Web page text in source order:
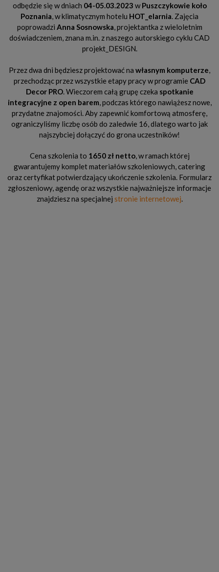
odbędzie się w dniach 04-05.03.2023 wPuszczykowie koło
Poznania, w klimatycznym hotelu HOT_elarnia. Zajęcia
poprowadzi Anna Sosnowska, projektantka z wieloletnim
doświadczeniem, znana m.in. z naszego autorskiego cyklu CAD
projekt_DESIGN.
Przez dwa dni będziesz projektować na własnym komputerze,
przechodząc przez wszystkie etapy pracy w programie CAD
Decor PRO. Wieczorem całą grupę czeka spotkanie
integracyjne z open barem, podczas którego nawiążesz nowe,
przydatne znajomości. Aby zapewnić komfortową atmosferę,
ograniczyliśmy liczbę osób do zaledwie 16, dlatego warto jak
najszybciej dołączyć do grona uczestników!
Cena szkolenia to 1650 zł netto, w ramach której
gwarantujemy komplet materiałów szkoleniowych, catering
oraz certyfikat potwierdzający ukończenie szkolenia. Formularz
zgłoszeniowy, agendę oraz wszystkie najważniejsze informacje
znajdziesz na specjalnej stronie internetowej.